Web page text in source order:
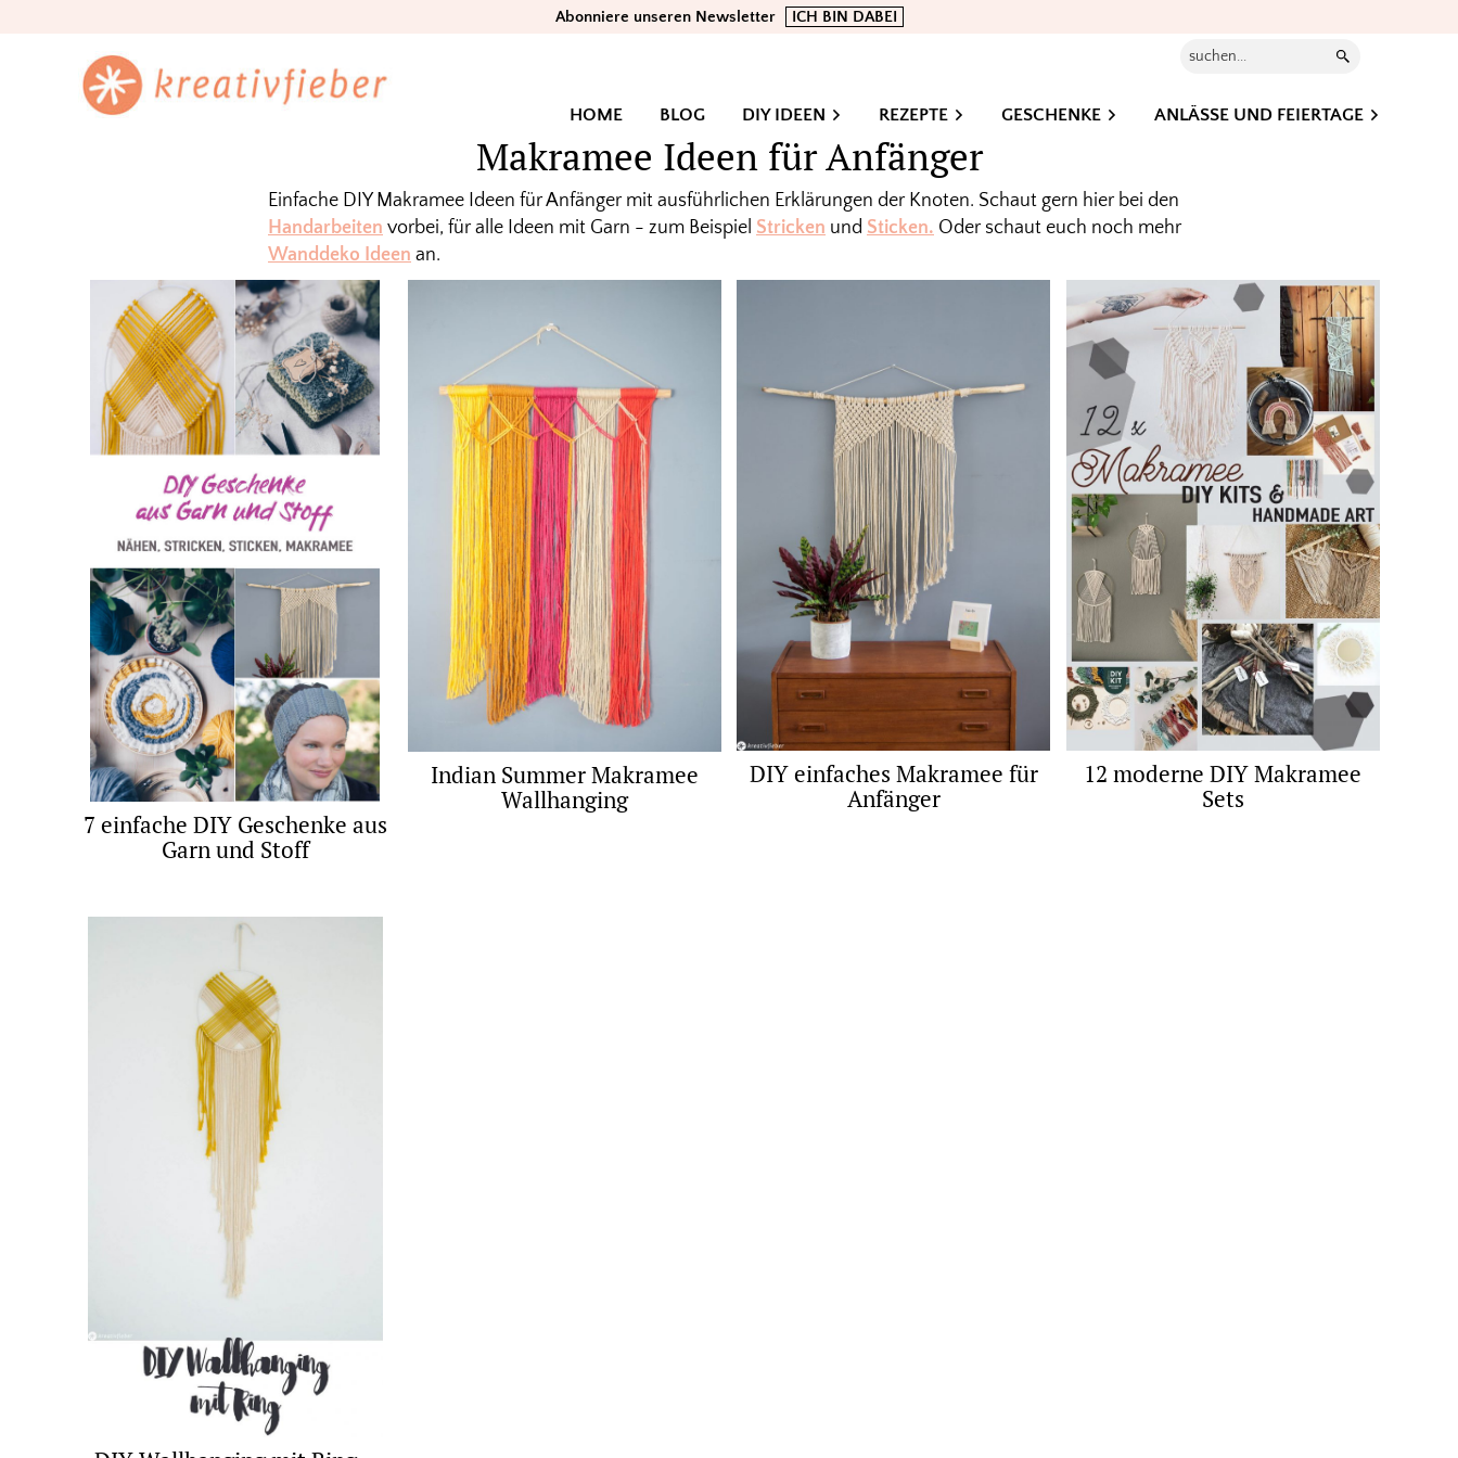
navigation
Abonniere unseren Newsletter ICH BIN DABEI
kreativfieber
Suchen...
HOME BLOG DIY IDEEN REZEPTE GESCHENKE ANLÄSSE UND FEIERTAGE
Makramee Ideen für Anfänger
Einfache DIY Makramee Ideen für Anfänger mit ausführlichen Erklärungen der Knoten. Schaut gern hier bei den
Handarbeiten vorbei, für alle Ideen mit Garn - zum Beispiel Stricken und Sticken. Oder schaut euch noch mehr
Wanddeko Ideen an.
7 einfache DIY Geschenke aus
Garn und Stoff
Indian Summer Makramee
Wallhanging
DIY einfaches Makramee für
Anfänger
12 moderne DIY Makramee
Sets